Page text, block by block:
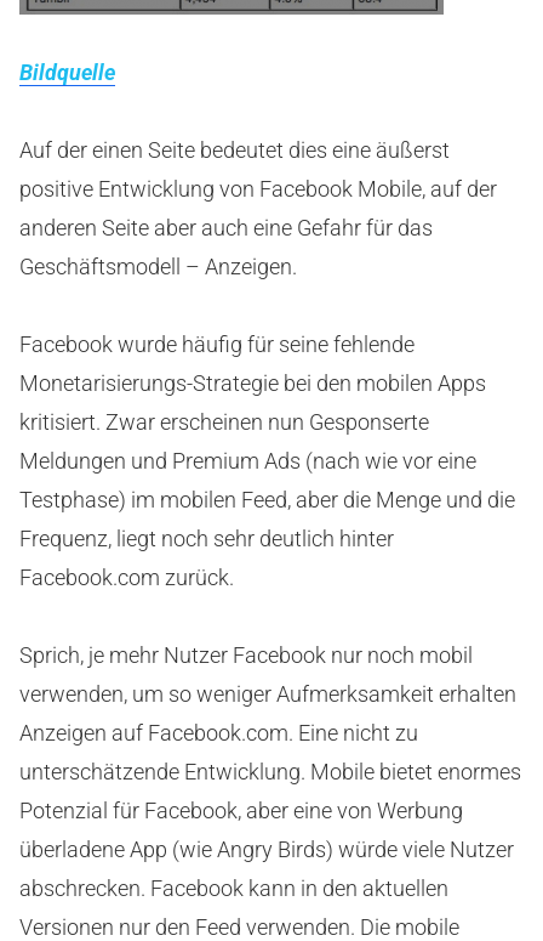
Bildquelle
Auf der einen Seite bedeutet dies eine äußerst
positive Entwicklung von Facebook Mobile, auf der
anderen Seite aber auch eine Gefahr für das
Geschäftsmodell – Anzeigen.
Facebook wurde häufig für seine fehlende
Monetarisierungs-Strategie bei den mobilen Apps
kritisiert. Zwar erscheinen nun Gesponserte
Meldungen und Premium Ads (nach wie vor eine
Testphase) im mobilen Feed, aber die Menge und die
Frequenz, liegt noch sehr deutlich hinter
Facebook.com zurück.
Sprich, je mehr Nutzer Facebook nur noch mobil
verwenden, um so weniger Aufmerksamkeit erhalten
Anzeigen auf Facebook.com. Eine nicht zu
unterschätzende Entwicklung. Mobile bietet enormes
Potenzial für Facebook, aber eine von Werbung
überladene App (wie Angry Birds) würde viele Nutzer
abschrecken. Facebook kann in den aktuellen
Versionen nur den Feed verwenden. Die mobile